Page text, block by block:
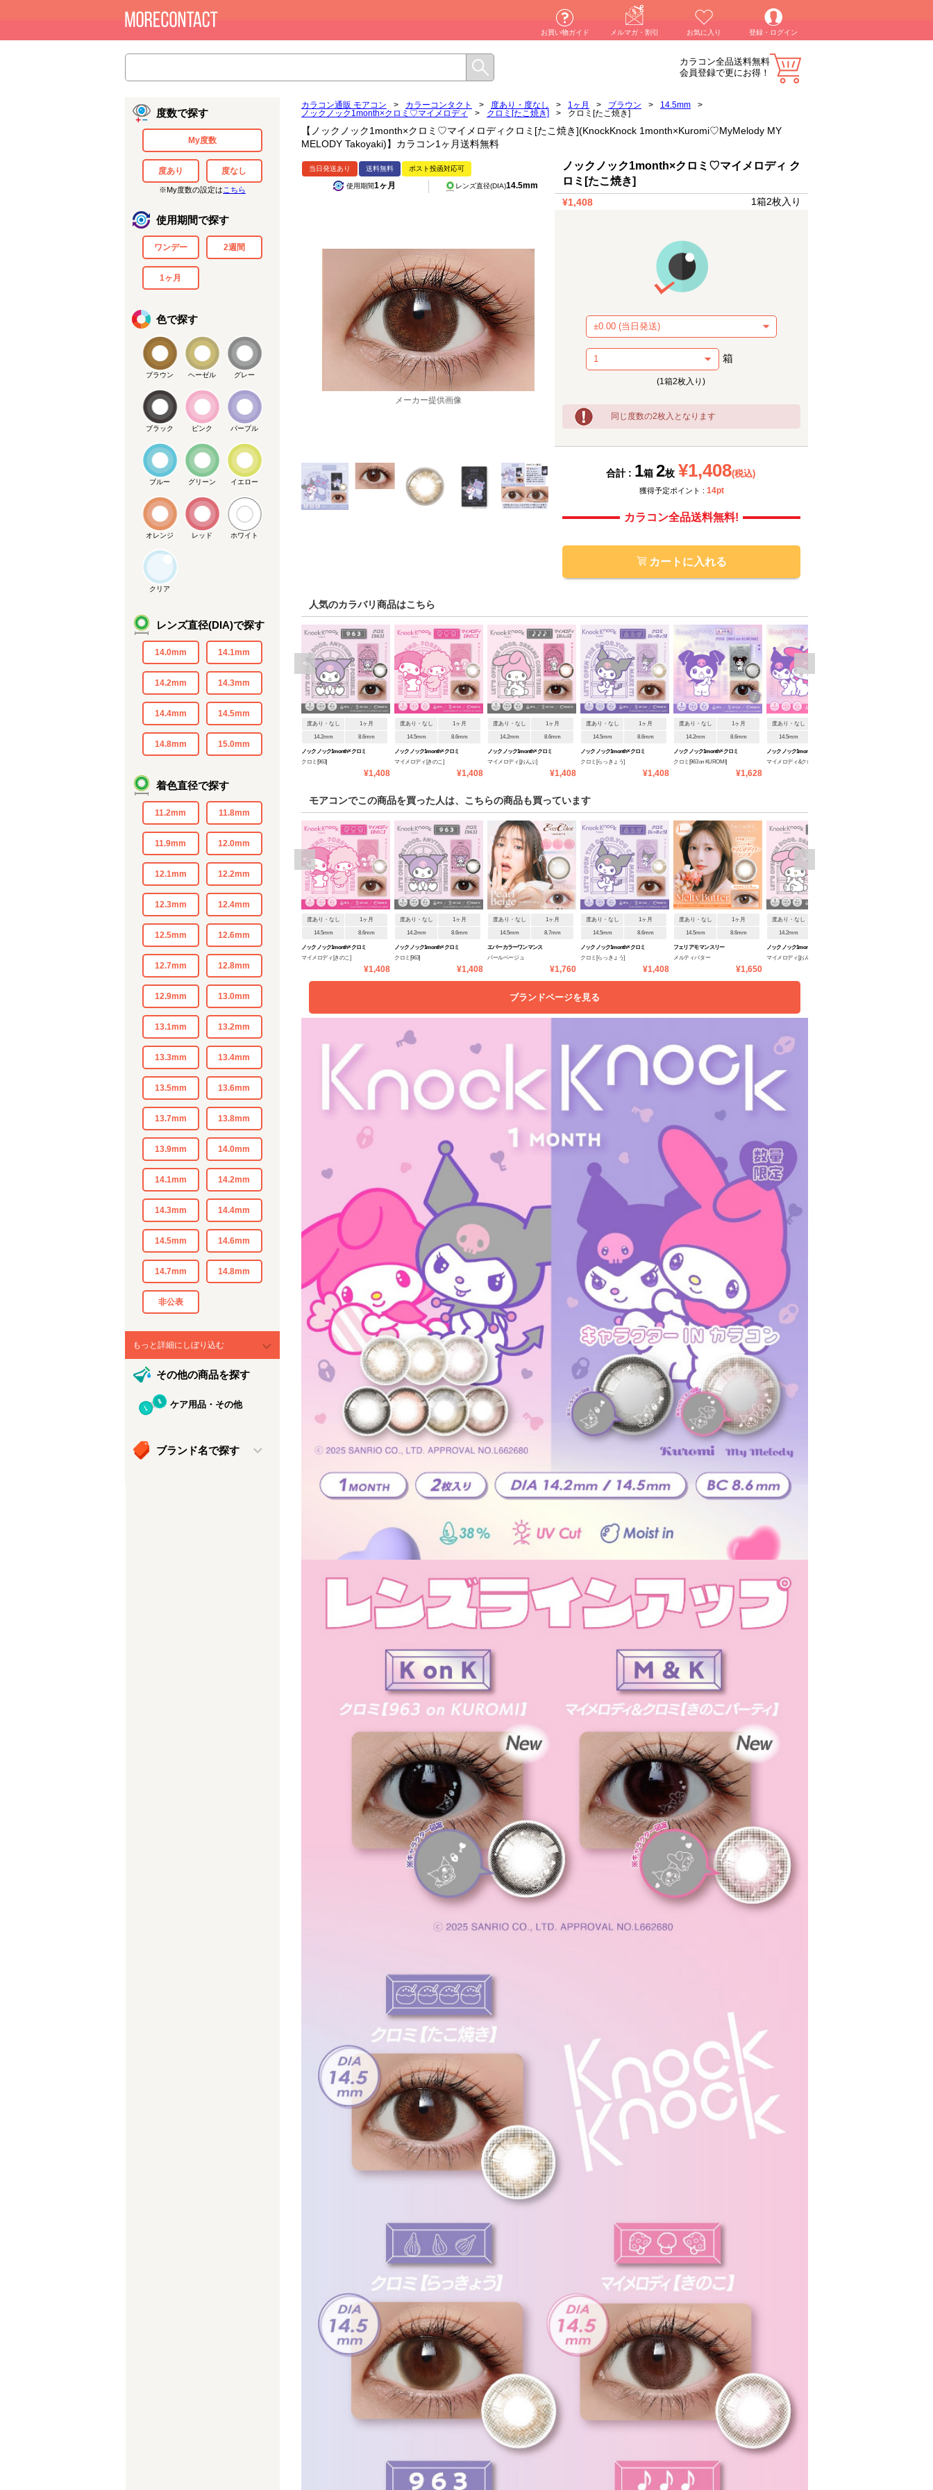
お買い物ガイド メルマガ・割引 お気に入り 登録・ログイン
カラコン全品送料無料
会員登録で更にお得！
度数で探す
My度数
度あり 度なし
※My度数の設定は こちら
使用期間で探す
ワンデー 2週間
1ヶ月
色で探す
ブラウン ヘーゼル グレー
ブラック ピンク パープル
ブルー グリーン イエロー
オレンジ レッド ホワイト
クリア
レンズ直径(DIA)で探す
14.0mm 14.1mm
14.2mm 14.3mm
14.4mm 14.5mm
14.8mm 15.0mm
着色直径で探す
11.2mm 11.8mm
11.9mm 12.0mm
12.1mm 12.2mm
12.3mm 12.4mm
12.5mm 12.6mm
12.7mm 12.8mm
12.9mm 13.0mm
13.1mm 13.2mm
13.3mm 13.4mm
13.5mm 13.6mm
13.7mm 13.8mm
13.9mm 14.0mm
14.1mm 14.2mm
14.3mm 14.4mm
14.5mm 14.6mm
14.7mm 14.8mm
非公表
もっと詳細にしぼり込む
その他の商品を探す
ケア用品・その他
ブランド名で探す
カラコン通販 モアコン > カラーコンタクト > 度あり・度なし > 1ヶ月 > ブラウン > 14.5mm
>
ノックノック1month×クロミ♡マイメロディ
> クロミ[たこ焼き] > クロミ[たこ焼き]
【ノックノック1month×クロミ♡マイメロディクロミ[たこ焼き](KnockKnock 1month×Kuromi♡MyMelody MY
MELODY Takoyaki)】カラコン1ヶ月送料無料
当日発送あり 送料無料 ポスト投函対応可
使用期間1ヶ月 レンズ直径(DIA)14.5mm
メーカー提供画像
メーカー提供画像
ノックノック1month×クロミ♡マイメロディ ク
ロミ[たこ焼き]
¥1,408 1箱2枚入り
箱
(1箱2枚入り)
同じ度数の2枚入となります
合計 : 1箱 2枚 ¥1,408(税込)
獲得予定ポイント : 14pt
カラコン全品送料無料!
カートに入れる
人気のカラバリ商品はこちら
度あり・なし 1ヶ月
14.2mm 8.6mm
ノックノック1month×クロミ
♡マイメロディ
クロミ[963]
¥1,408
度あり・なし 1ヶ月
14.5mm 8.6mm
ノックノック1month×クロミ
♡マイメロディ
マイメロディ[きのこ]
¥1,408
度あり・なし 1ヶ月
14.2mm 8.6mm
ノックノック1month×クロミ
♡マイメロディ
マイメロディ[おんぷ]
¥1,408
度あり・なし 1ヶ月
14.5mm 8.6mm
ノックノック1month×クロミ
♡マイメロディ
クロミ[らっきょう]
¥1,408
度あり・なし 1ヶ月
14.2mm 8.6mm
ノックノック1month×クロミ
♡マイメロディ
クロミ[963 on KUROMI]
¥1,628
度あり・なし
14.5mm
ノックノック1month×クロミ
マイメロディ&クロミ[きの
< >
モアコンでこの商品を買った人は、こちらの商品も買っています
度あり・なし 1ヶ月
14.5mm 8.6mm
ノックノック1month×クロミ
♡マイメロディ
マイメロディ[きのこ]
¥1,408
度あり・なし 1ヶ月
14.2mm 8.6mm
ノックノック1month×クロミ
♡マイメロディ
クロミ[963]
¥1,408
度あり・なし 1ヶ月
14.5mm 8.7mm
エバーカラーワンマンス
パールベージュ
¥1,760
度あり・なし 1ヶ月
14.5mm 8.6mm
ノックノック1month×クロミ
♡マイメロディ
クロミ[らっきょう]
¥1,408
度あり・なし 1ヶ月
14.5mm 8.6mm
フェリアモ マンスリー
メルティバター
¥1,650
度あり・なし
14.2mm
ノックノック1month×クロミ
♡マイメロディ
マイメロディ[おんぷ]
< >
ブランドページを見る